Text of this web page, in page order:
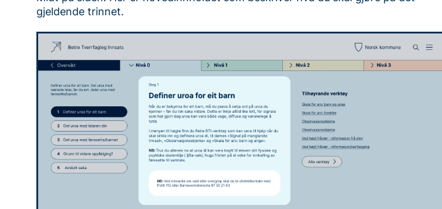
gjeldende trinnet.